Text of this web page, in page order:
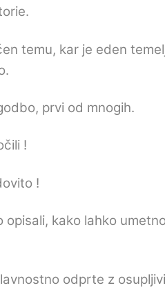
.
temu, kar je eden
prvi od mnogih.
!
!
kako lahko
odprte z